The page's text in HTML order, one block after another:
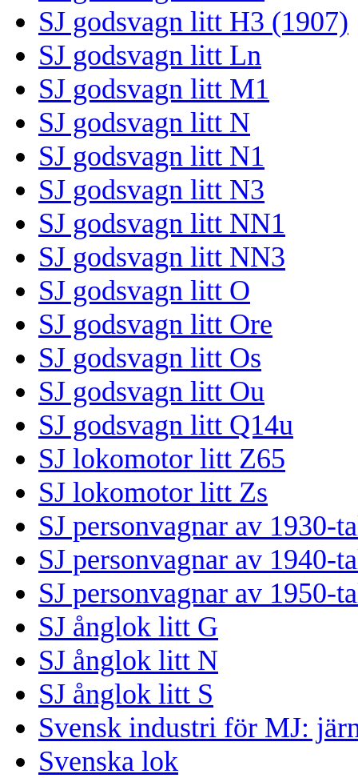
SJ godsvagn litt H3 (1907)
SJ godsvagn litt Ln
SJ godsvagn litt M1
SJ godsvagn litt N
SJ godsvagn litt N1
SJ godsvagn litt N3
SJ godsvagn litt NN1
SJ godsvagn litt NN3
SJ godsvagn litt O
SJ godsvagn litt Ore
SJ godsvagn litt Os
SJ godsvagn litt Ou
SJ godsvagn litt Q14u
SJ lokomotor litt Z65
SJ lokomotor litt Zs
SJ personvagnar av 1930-
SJ personvagnar av 1940-
SJ personvagnar av 1950-
SJ ånglok litt G
SJ ånglok litt N
SJ ånglok litt S
Svensk industri för MJ:
Svenska lok